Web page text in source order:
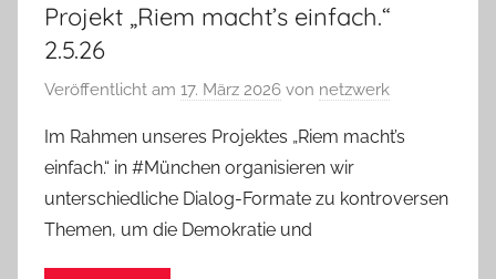
Projekt „Riem macht’s einfach.“
2.5.26
Veröffentlicht am 17. März 2026 von netzwerk
Im Rahmen unseres Projektes „Riem macht’s
einfach.“ in #München organisieren wir
unterschiedliche Dialog-Formate zu kontroversen
Themen, um die Demokratie und